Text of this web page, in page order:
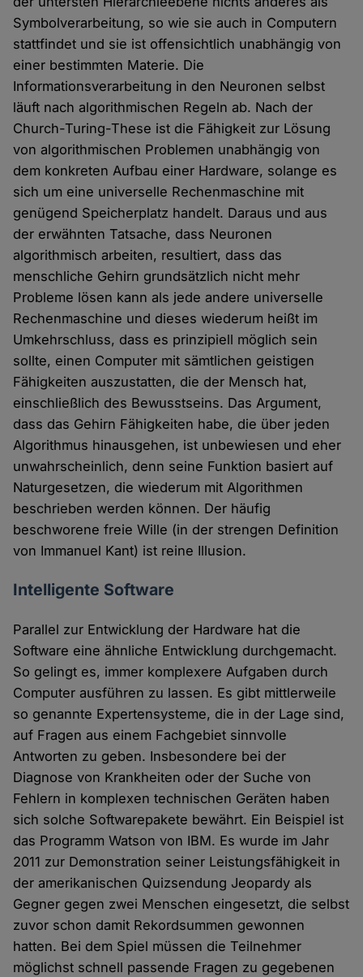
Symbolverarbeitung, so wie sie auch in Computern
stattfindet und sie ist offensichtlich unabhängig von
einer bestimmten Materie. Die
Informationsverarbeitung in den Neuronen selbst
läuft nach algorithmischen Regeln ab. Nach der
Church-Turing-These ist die Fähigkeit zur Lösung
von algorithmischen Problemen unabhängig von
dem konkreten Aufbau einer Hardware, solange es
sich um eine universelle Rechenmaschine mit
genügend Speicherplatz handelt. Daraus und aus
der erwähnten Tatsache, dass Neuronen
algorithmisch arbeiten, resultiert, dass das
menschliche Gehirn grundsätzlich nicht mehr
Probleme lösen kann als jede andere universelle
Rechenmaschine und dieses wiederum heißt im
Umkehrschluss, dass es prinzipiell möglich sein
sollte, einen Computer mit sämtlichen geistigen
Fähigkeiten auszustatten, die der Mensch hat,
einschließlich des Bewusstseins. Das Argument,
dass das Gehirn Fähigkeiten habe, die über jeden
Algorithmus hinausgehen, ist unbewiesen und eher
unwahrscheinlich, denn seine Funktion basiert auf
Naturgesetzen, die wiederum mit Algorithmen
beschrieben werden können. Der häufig
beschworene freie Wille (in der strengen Definition
von Immanuel Kant) ist reine Illusion.
Intelligente Software
Parallel zur Entwicklung der Hardware hat die
Software eine ähnliche Entwicklung durchgemacht.
So gelingt es, immer komplexere Aufgaben durch
Computer ausführen zu lassen. Es gibt mittlerweile
so genannte Expertensysteme, die in der Lage sind,
auf Fragen aus einem Fachgebiet sinnvolle
Antworten zu geben. Insbesondere bei der
Diagnose von Krankheiten oder der Suche von
Fehlern in komplexen technischen Geräten haben
sich solche Softwarepakete bewährt. Ein Beispiel ist
das Programm Watson von IBM. Es wurde im Jahr
2011 zur Demonstration seiner Leistungsfähigkeit in
der amerikanischen Quizsendung Jeopardy als
Gegner gegen zwei Menschen eingesetzt, die selbst
zuvor schon damit Rekordsummen gewonnen
hatten. Bei dem Spiel müssen die Teilnehmer
möglichst schnell passende Fragen zu gegebenen